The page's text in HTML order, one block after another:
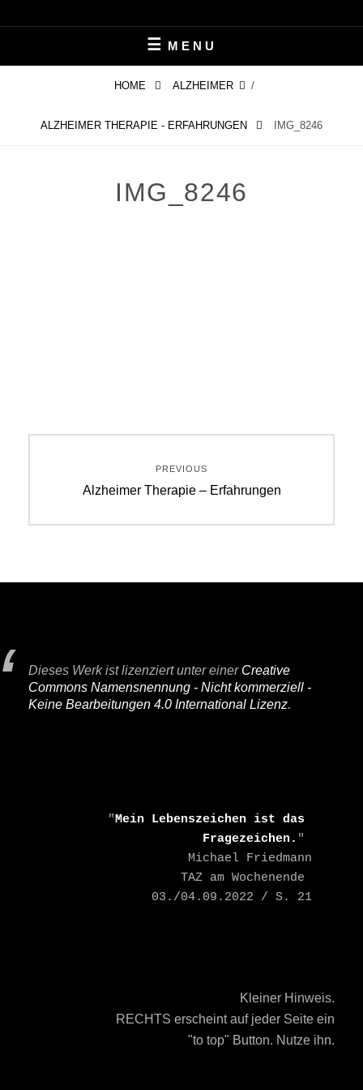
to
PERIFAIR
MENU
HOME ALZHEIMER /
ALZHEIMER THERAPIE - ERFAHRUNGEN IMG_8246
IMG_8246
PREVIOUS
Previous
Alzheimer Therapie – Erfahrungen
Dieses Werk ist lizenziert unter einer Creative
Commons Namensnennung - Nicht kommerziell -
Keine Bearbeitungen 4.0 International Lizenz.
    "
Mein Lebenszeichen ist das
Fragezeichen. "
03./04.09.2022 / S. 21
Kleiner Hinweis.
RECHTS erscheint auf jeder Seite ein
"to top" Button. Nutze ihn.